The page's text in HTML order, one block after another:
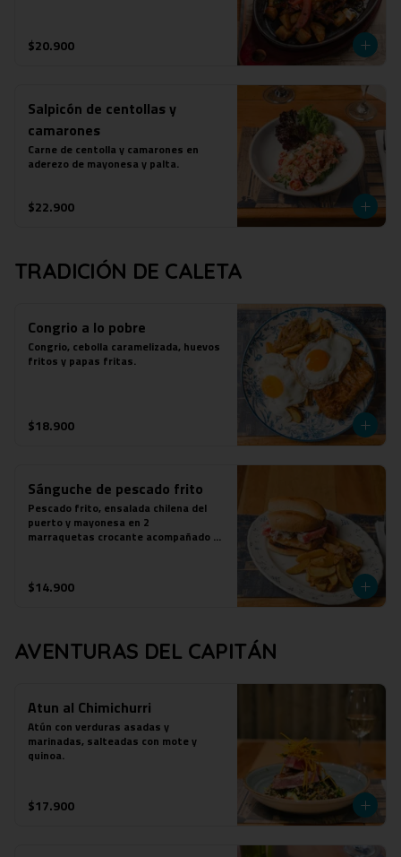
$20.900
Salpicón de centollas y
camarones
Carne de centolla y camarones en
aderezo de mayonesa y palta.
$22.900
TRADICIÓN DE CALETA
Congrio a lo pobre
Congrio, cebolla caramelizada, huevos
fritos y papas fritas.
$18.900
Sánguche de pescado frito
Pescado frito, ensalada chilena del
puerto y mayonesa en 2
marraquetas crocante acompañado de
$14.900
AVENTURAS DEL CAPITÁN
Atun al Chimichurri
Atún con verduras asadas y
marinadas, salteadas con mote y
quinoa.
$17.900